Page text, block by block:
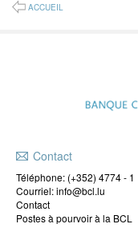
ACCUEIL
Contact
Téléphone: (+352) 4774 - 1
Courriel: info@bcl.lu
Contact
Postes à pourvoir à la BCL